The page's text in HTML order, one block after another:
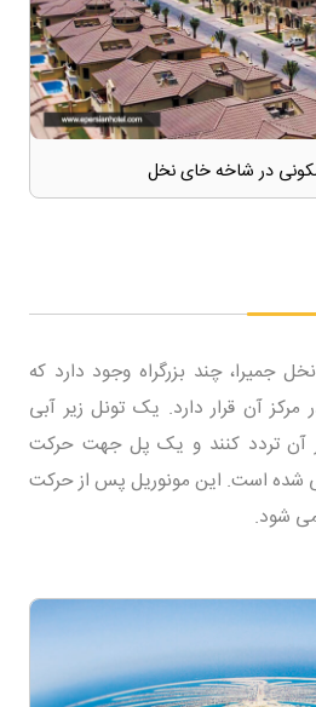
در شاخه خای نخل
جمیرا، چند بزرگراه وجود دارد که
آن قرار دارد. یک تونل زیر آبی
آن تردد کنند و یک پل جهت حرکت
شده است. این مونوریل پس از حرکت
شود.